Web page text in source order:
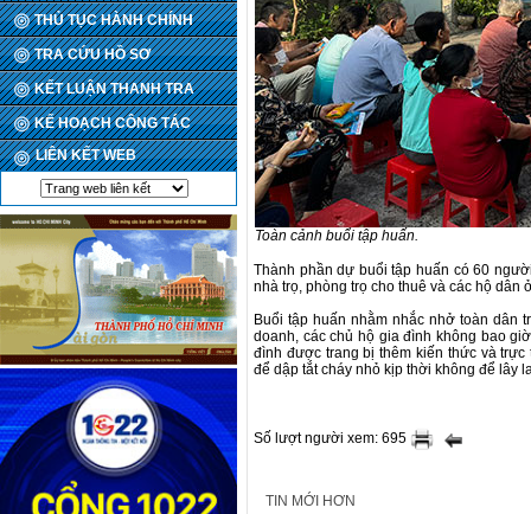
THỦ TỤC HÀNH CHÍNH
TRA CỨU HỒ SƠ
KẾT LUẬN THANH TRA
KẾ HOẠCH CÔNG TÁC
LIÊN KẾT WEB
Toàn cảnh buổi tập huấn.
Thành phần dự buổi tập huấn có 60
nhà trọ, phòng trọ cho thuê và các hộ
Buổi tập huấn nhằm nhắc nhở toàn dân
doanh, các chủ hộ gia đình không bao
đình được trang bị thêm kiến thức và
để dập tắt cháy nhỏ kịp thời không để lây
Số lượt người xem: 695
TIN MỚI HƠN